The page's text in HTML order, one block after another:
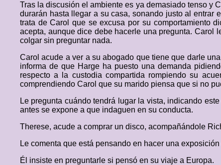
Tras la discusión el ambiente es ya demasiado tenso y
durarán hasta llegar a su casa, sonando justo al entrar
trata de Carol que se excusa por su comportamiento
acepta, aunque dice debe hacerle una pregunta.
colgar sin preguntar nada.
Carol acude a ver a su abogado que tiene que darle
informa de que Harge ha puesto una demanda
respecto a la custodia compartida rompiendo su
comprendiendo Carol que su marido piensa que si no
Le pregunta cuándo tendrá lugar la vista, indicando
antes se expone a que indaguen en su conducta.
Therese, acude a comprar un disco, acompañándole
Le comenta que está pensando en hacer una
Él insiste en preguntarle si pensó en su viaje a Europa.